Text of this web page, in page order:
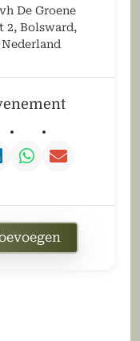
De Groene
2, Bolsward,